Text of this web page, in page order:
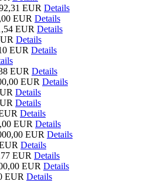
EUR Details
EUR Details
EUR Details
Details
EUR Details
EUR Details
EUR Details
Details
Details
Details
EUR Details
EUR Details
Details
EUR Details
EUR Details
EUR Details